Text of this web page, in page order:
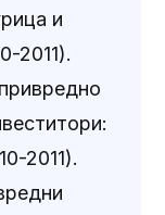
и
2011).
2011).